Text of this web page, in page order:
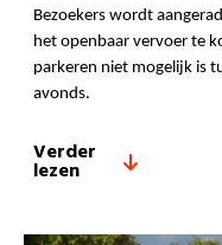
Bezoekers wordt
het openbaar vervoer te
parkeren niet mogelijk is
avonds.
Verder
lezen